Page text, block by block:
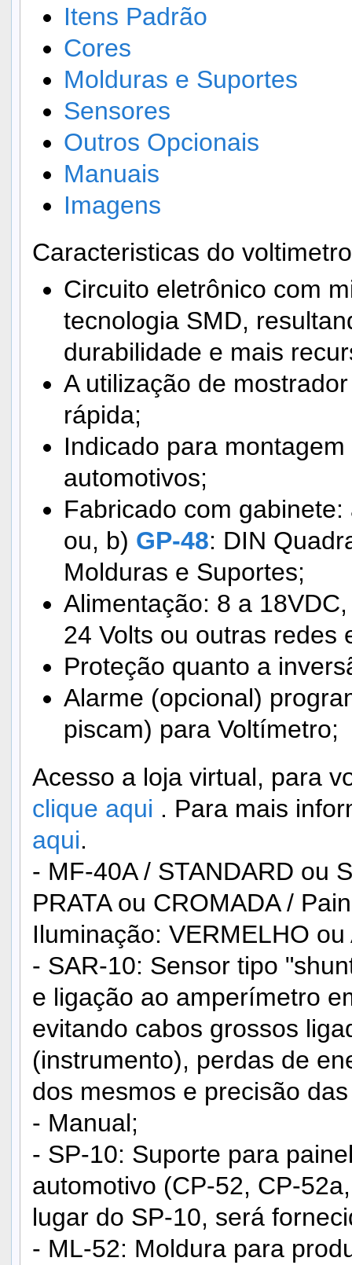
Itens Padrão
Cores
Molduras e Suportes
Sensores
Outros Opcionais
Manuais
Imagens
Caracteristicas do
Circuito eletrônico com
tecnologia SMD,
durabilidade e mais
A utilização de
rápida;
Indicado para
automotivos;
Fabricado com
ou, b) GP-48: DIN
Molduras e Suportes;
Alimentação: 8 a
24 Volts ou outras redes
Proteção quanto a
Alarme (opcional)
piscam) para Voltímetro;
Acesso a loja virtual, para
clique aqui . Para mais
aqui.
- MF-40A / STANDARD ou
PRATA ou CROMADA /
Iluminação: VERMELHO ou
- SAR-10: Sensor tipo
e ligação ao amperímetro
evitando cabos grossos
(instrumento), perdas de
dos mesmos e precisão
- Manual;
- SP-10: Suporte para
automotivo (CP-52, CP-
lugar do SP-10, será
- ML-52: Moldura para